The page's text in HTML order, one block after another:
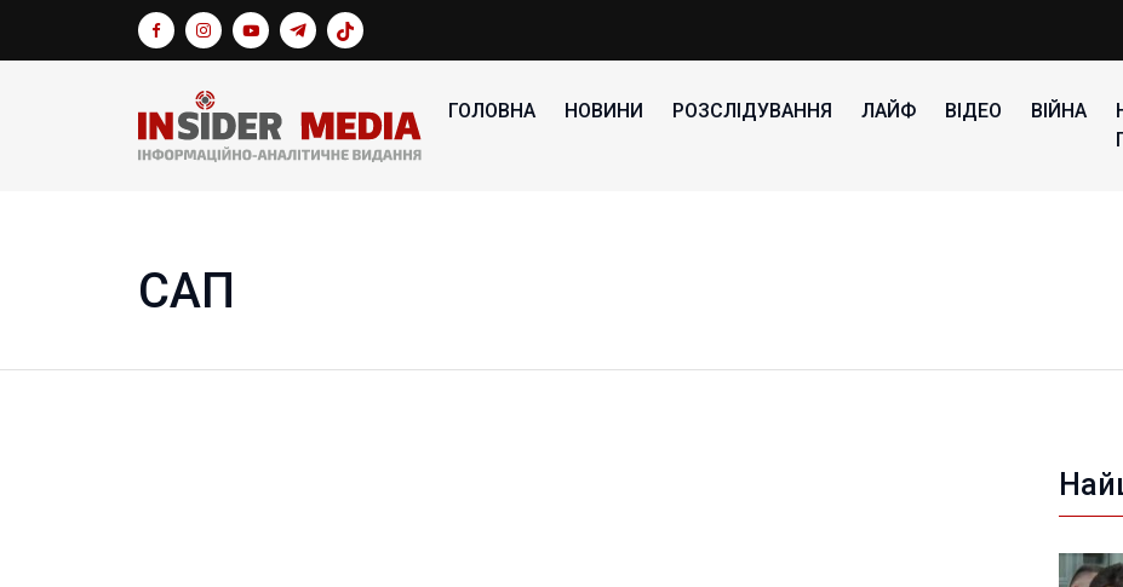
ГОЛОВНА НОВИНИ РОЗСЛІДУВАННЯ ЛАЙФ ВІДЕО ВІЙНА
САП